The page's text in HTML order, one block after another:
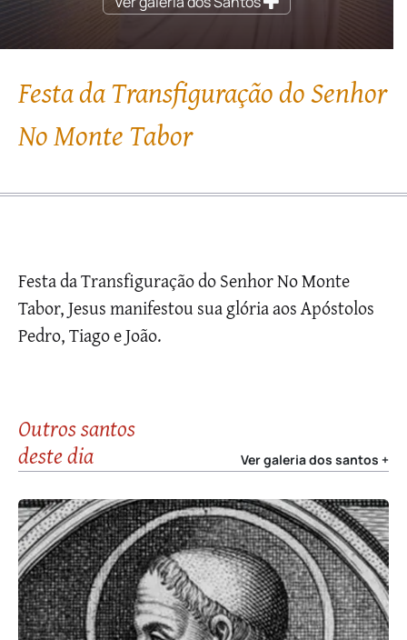
Festa da Transfiguração do Senhor
No Monte Tabor
Festa da Transfiguração do Senhor No Monte
Tabor, Jesus manifestou sua glória aos Apóstolos
Pedro, Tiago e João.
Outros santos
deste dia
Ver galeria dos santos +